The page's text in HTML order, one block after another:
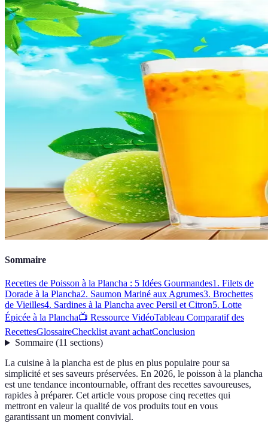
Sommaire
Recettes de Poisson à la Plancha : 5 Idées Gourmandes1. Filets de
Dorade à la Plancha2. Saumon Mariné aux Agrumes3. Brochettes
de Vieilles4. Sardines à la Plancha avec Persil et Citron5. Lotte
Épicée à la Plancha📺 Ressource VidéoTableau Comparatif des
RecettesGlossaireChecklist avant achatConclusion
Sommaire(11 sections)
La cuisine à la plancha est de plus en plus populaire pour sa
simplicité et ses saveurs préservées. En 2026, le poisson à la plancha
est une tendance incontournable, offrant des recettes savoureuses,
rapides à préparer. Cet article vous propose cinq recettes qui
mettront en valeur la qualité de vos produits tout en vous
garantissant un moment convivial.